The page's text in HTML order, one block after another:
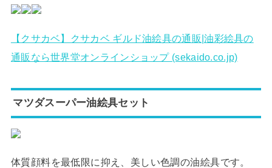
【クサカベ】クサカベ ギルド油絵具の通販|油彩絵具の
通販なら世界堂オンラインショップ (sekaido.co.jp)
マツダスーパー油絵具セット
体質顔料を最低限に抑え、美しい色調の油絵具です。